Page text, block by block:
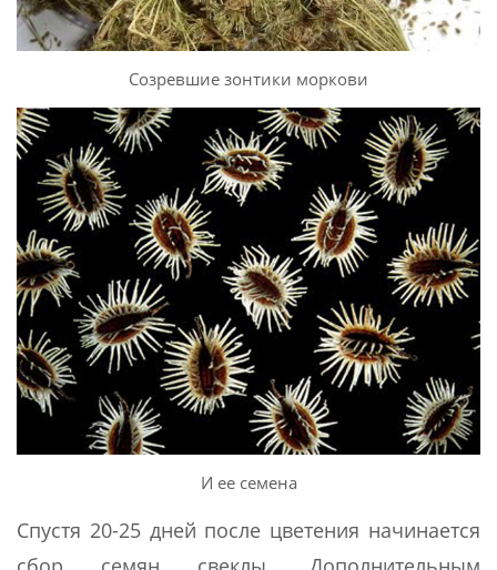
Созревшие зонтики моркови
И ее семена
Спустя 20-25 дней после цветения начинается